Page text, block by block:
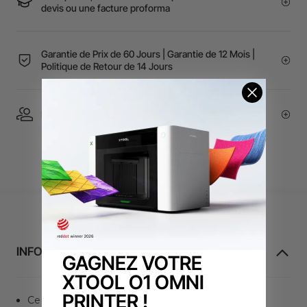
devis ou une facture proforma
Garantie de Prix de 60 Jours | Garantie de 12 Mois |
Politique de Retour de 14 Jours
INFORMATIONS SUR LE PRODUIT
Ce kit de remplacement de filtre est destiné au
GAGNEZ VOTRE
XTOOL O1 OMNI
PRINTER !